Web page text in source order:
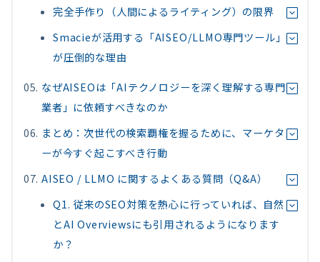
完全手作り（人間によるライティング）の限界
Smacieが活用する「AISEO/LLMO専門ツール」
が圧倒的な理由
なぜAISEOは「AIテクノロジーを深く理解する専門
業者」に依頼すべきなのか
まとめ：次世代の検索覇権を握るために、マーケタ
ーが今すぐ起こすべき行動
AISEO / LLMO に関するよくある質問（Q&A）
Q1. 従来のSEO対策を熱心に行っていれば、自然
とAI Overviewsにも引用されるようになります
か？